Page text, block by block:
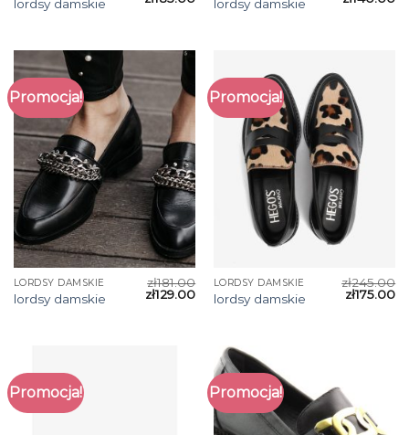
lordsy damskie lordsy damskie
Promocja!
LORDSY DAMSKIE
lordsy damskie
zł181.00
zł129.00
Promocja!
LORDSY DAMSKIE
lordsy damskie
zł245.00
zł175.00
Promocja! Promocja!